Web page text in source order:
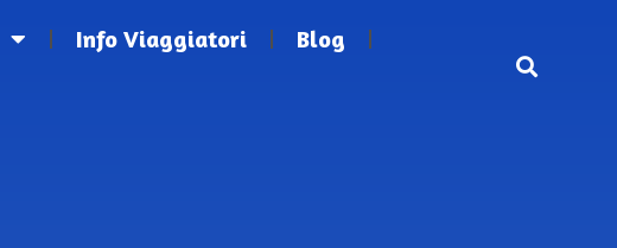
Info Viaggiatori
Blog